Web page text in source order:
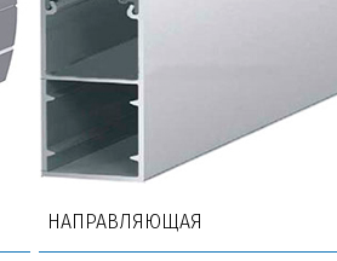
НАПРАВЛЯЮЩАЯ